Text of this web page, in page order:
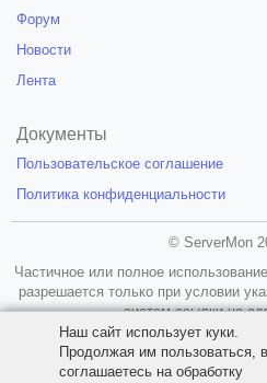
Форум
Новости
Лента
Документы
Пользовательское соглашение
Политика конфиденциальности
© ServerMon
Частичное или полное
разрешается только при условии
систем ссылки на
18+
Наш сайт использует куки.
Продолжая им пользоваться,
соглашаетесь на обработку